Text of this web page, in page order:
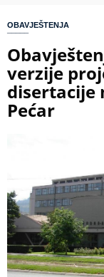
OBAVJEŠTENJA
verzije
disertacije
Pećar